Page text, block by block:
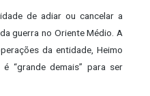
de adiar ou cancelar a
guerra no Oriente Médio. A
da entidade, Heimo
“grande demais” para ser